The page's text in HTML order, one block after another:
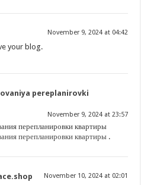
November 9, 2024 at 04:42
your blog.
pereplanirovki
November 9, 2024 at 23:57
перепланировки квартиры
перепланировки квартиры .
November 10, 2024 at 02:01